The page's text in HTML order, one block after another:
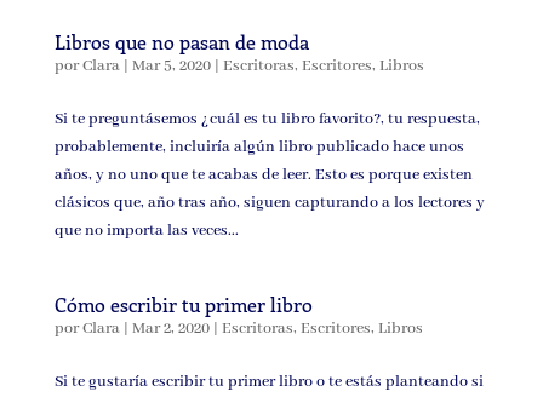
Libros que no pasan de moda
porClara| Mar 5, 2020| Escritoras, Escritores, Libros
Si te preguntásemos ¿cuál es tu libro favorito?, tu respuesta,
probablemente, incluiría algún libro publicado hace unos
años, y no uno que te acabas de leer. Esto es porque existen
clásicos que, año tras año, siguen capturando a los lectores y
que no importa las veces...
Cómo escribir tu primer libro
porClara| Mar 2, 2020| Escritoras, Escritores, Libros
Si te gustaría escribir tu primer libro o te estás planteando si